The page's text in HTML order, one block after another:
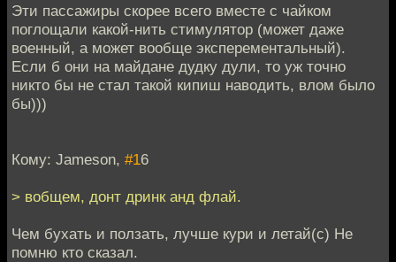
Эти пассажиры скорее всего вместе с чайком
поглощали какой-нить стимулятор (может даже
военный, а может вообще эксперементальный).
Если б они на майдане дудку дули, то уж точно
никто бы не стал такой кипиш наводить, влом было
бы)))
Кому: Jameson, #16
> вобщем, донт дринк анд флай.
Чем бухать и ползать, лучше кури и летай(с) Не
помню кто сказал.